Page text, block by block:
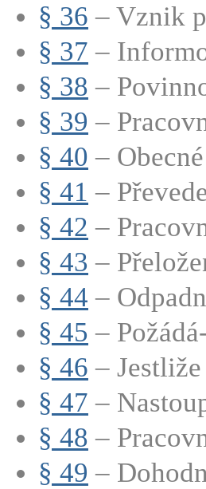
§ 36 – Vznik
§ 37 –
§ 38 –
§ 39 –
§ 40 –
§ 41 –
§ 42 –
§ 43 –
§ 44 –
§ 45 –
§ 46 –
§ 47 –
§ 48 –
§ 49 –